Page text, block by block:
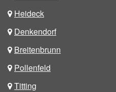
Heideck
Denkendorf
Breitenbrunn
Pollenfeld
Titting